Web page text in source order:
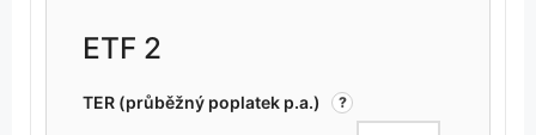
ETF 2
TER (průběžný poplatek p.a.) ?